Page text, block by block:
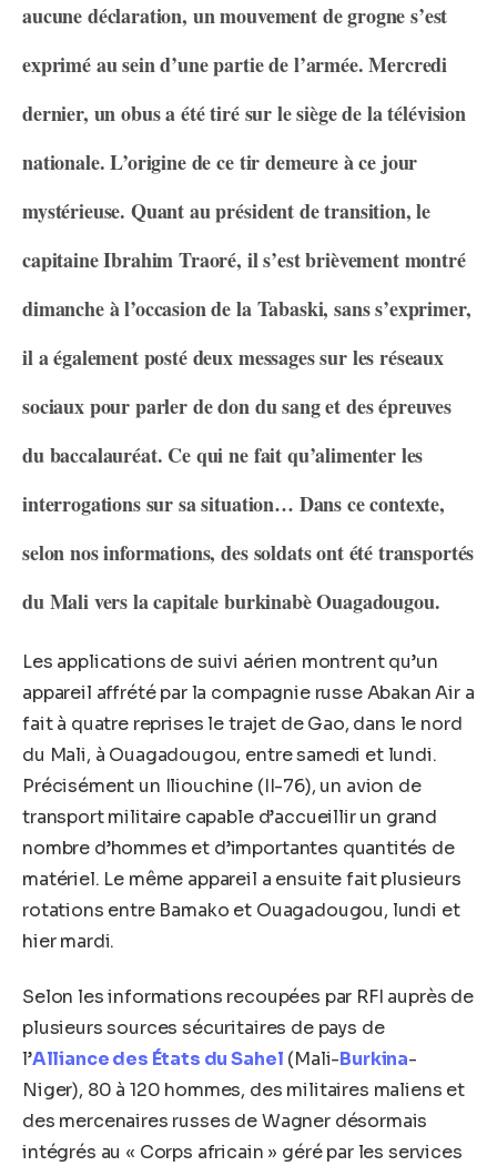
aucune déclaration, un mouvement de grogne s’est
exprimé au sein d’une partie de l’armée. Mercredi
dernier, un obus a été tiré sur le siège de la télévision
nationale. L’origine de ce tir demeure à ce jour
mystérieuse. Quant au président de transition, le
capitaine Ibrahim Traoré, il s’est brièvement montré
dimanche à l’occasion de la Tabaski, sans s’exprimer,
il a également posté deux messages sur les réseaux
sociaux pour parler de don du sang et des épreuves
du baccalauréat. Ce qui ne fait qu’alimenter les
interrogations sur sa situation… Dans ce contexte,
selon nos informations, des soldats ont été transportés
du Mali vers la capitale burkinabè Ouagadougou.
Les applications de suivi aérien montrent qu’un
appareil affrété par la compagnie russe Abakan Air a
fait à quatre reprises le trajet de Gao, dans le nord
du Mali, à Ouagadougou, entre samedi et lundi.
Précisément un Iliouchine (II-76), un avion de
transport militaire capable d’accueillir un grand
nombre d’hommes et d’importantes quantités de
matériel. Le même appareil a ensuite fait plusieurs
rotations entre Bamako et Ouagadougou, lundi et
hier mardi.
Selon les informations recoupées par RFI auprès de
plusieurs sources sécuritaires de pays de
l’Alliance des États du Sahel (Mali-Burkina-
Niger), 80 à 120 hommes, des militaires maliens et
des mercenaires russes de Wagner désormais
intégrés au « Corps africain » géré par les services